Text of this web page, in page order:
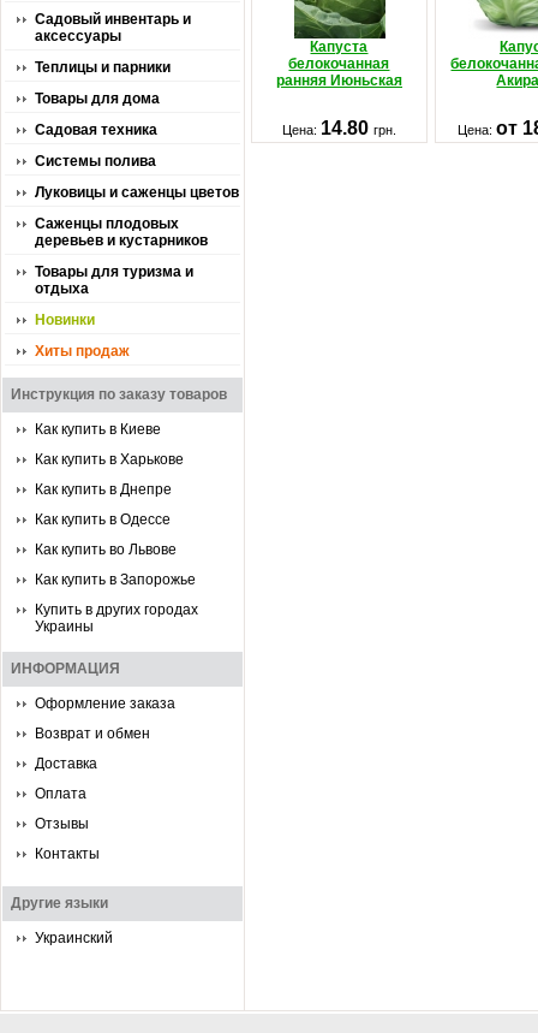
Садовый инвентарь и
аксессуары
Теплицы и парники
Товары для дома
Садовая техника
Системы полива
Луковицы и саженцы цветов
Саженцы плодовых
деревьев и кустарников
Товары для туризма и
отдыха
Новинки
Хиты продаж
Инструкция по заказу товаров
Как купить в Киеве
Как купить в Харькове
Как купить в Днепре
Как купить в Одессе
Как купить во Львове
Как купить в Запорожье
Купить в других городах
Украины
ИНФОРМАЦИЯ
Оформление заказа
Возврат и обмен
Доставка
Оплата
Отзывы
Контакты
Другие языки
Украинский
Капуста
белокочанная
ранняя Июньская
Цена: 14.80 грн. Цена:от